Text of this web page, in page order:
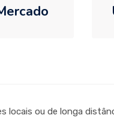
locais ou de longa